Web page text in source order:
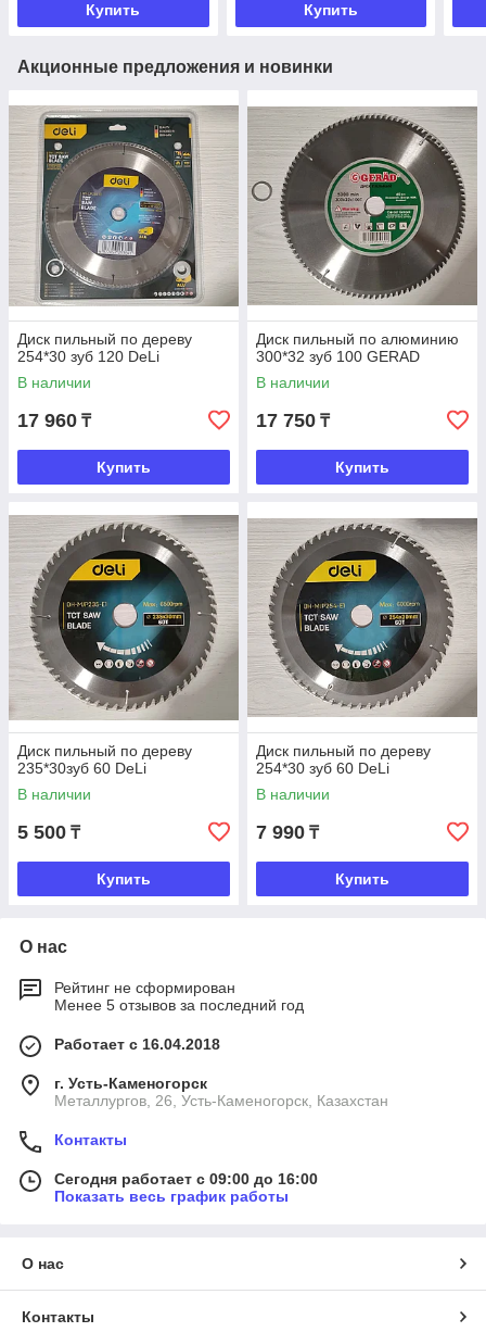
Купить Купить
Акционные предложения и новинки
Диск пильный по дереву
254*30 зуб 120 DeLi
В наличии
17 960 ₸
Купить
Диск пильный по алюминию
300*32 зуб 100 GERAD
В наличии
17 750 ₸
Купить
Диск пильный по дереву
235*30зуб 60 DeLi
В наличии
5 500 ₸
Купить
Диск пильный по дереву
254*30 зуб 60 DeLi
В наличии
7 990 ₸
Купить
О нас
Рейтинг не сформирован
Менее 5 отзывов за последний год
Работает с 16.04.2018
г. Усть-Каменогорск
Металлургов, 26, Усть-Каменогорск, Казахстан
Контакты
Сегодня работает с 09:00 до 16:00
Показать весь график работы
О нас
Контакты